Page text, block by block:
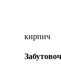
кирпич